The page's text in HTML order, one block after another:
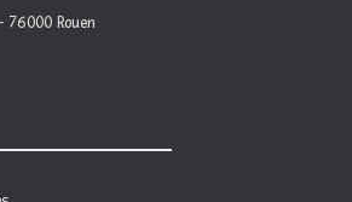
76000 Rouen